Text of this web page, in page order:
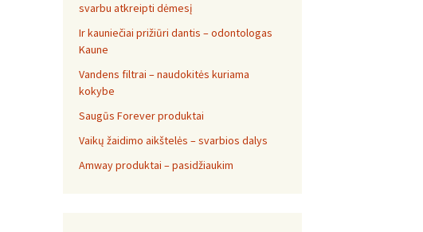
svarbu atkreipti dėmesį
Ir kauniečiai prižiūri dantis – odontologas
Kaune
Vandens filtrai – naudokitės kuriama
kokybe
Saugūs Forever produktai
Vaikų žaidimo aikštelės – svarbios dalys
Amway produktai – pasidžiaukim